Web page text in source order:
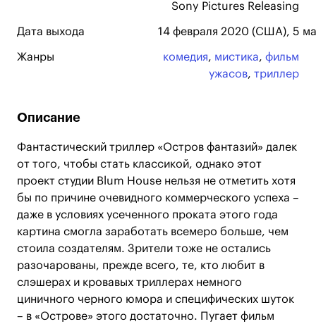
Sony Pictures Releasing
Дата выхода 14 февраля 2020 (США), 5
Жанры комедия, мистика, фильм
ужасов, триллер
Описание
Фантастический триллер «Остров фантазий» далек
от того, чтобы стать классикой, однако этот
проект студии Blum House нельзя не отметить хотя
бы по причине очевидного коммерческого успеха –
даже в условиях усеченного проката этого года
картина смогла заработать всемеро больше, чем
стоила создателям. Зрители тоже не остались
разочарованы, прежде всего, те, кто любит в
слэшерах и кровавых триллерах немного
циничного черного юмора и специфических шуток
– в «Острове» этого достаточно. Пугает фильм